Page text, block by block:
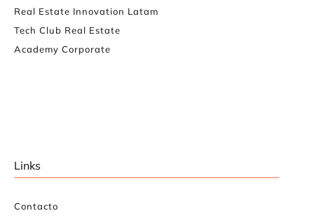
Real Estate Innovation Latam
Tech Club Real Estate
Academy Corporate
Links
Contacto